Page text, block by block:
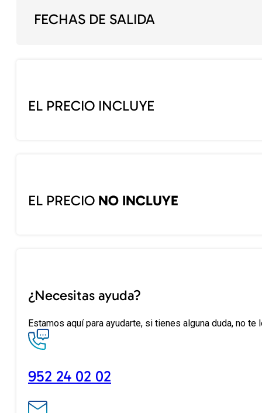
FECHAS DE SALIDA
EL PRECIO INCLUYE
EL PRECIO NO INCLUYE
¿Necesitas ayuda?
Estamos aquí para ayudarte, si tienes alguna duda, no
952 24 02 02